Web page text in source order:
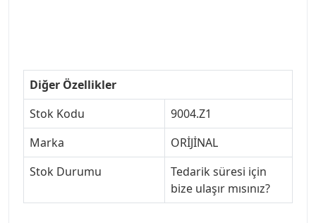
Diğer Özellikler
Stok Kodu
9004.Z1
Marka
ORİJİNAL
Stok Durumu
Tedarik süresi için
bize ulaşır mısınız?